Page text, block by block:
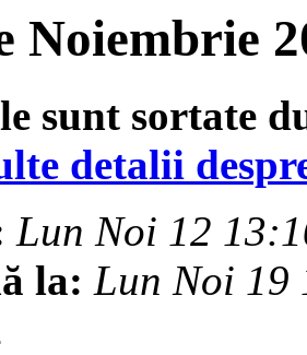
Noiembrie
sunt sortate
detalii
Lun Noi 12
la: Lun Noi 19